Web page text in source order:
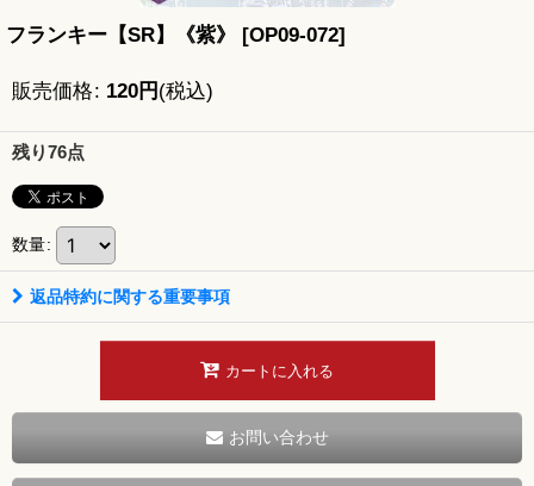
フランキー【SR】《紫》 [OP09-072]
販売価格: 120円 (税込)
残り76点
数量:
返品特約に関する重要事項
カートに入れる
お問い合わせ